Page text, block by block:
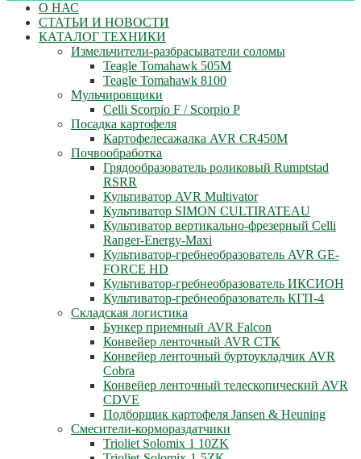
О НАС
СТАТЬИ И НОВОСТИ
КАТАЛОГ ТЕХНИКИ
Измельчители-разбрасыватели соломы
Teagle Tomahawk 505M
Teagle Tomahawk 8100
Мульчировщики
Celli Scorpio F / Scorpio P
Посадка картофеля
Картофелесажалка AVR CR450M
Почвообработка
Грядообразователь роликовый Rumptstad
RSRR
Культиватор AVR Multivator
Культиватор SIMON CULTIRATEAU
Культиватор вертикально-фрезерный Celli
Ranger-Energy-Maxi
Культиватор-гребнеобразователь AVR GE-
FORCE HD
Культиватор-гребнеобразователь ИКСИОН
Культиватор-гребнеобразователь КГП-4
Складская логистика
Бункер приемный AVR Falcon
Конвейер ленточный AVR CTK
Конвейер ленточный буртоукладчик AVR
Cobra
Конвейер ленточный телескопический AVR
CDVE
Подборщик картофеля Jansen & Heuning
Смесители-кормораздатчики
Trioliet Solomix 1 10ZK